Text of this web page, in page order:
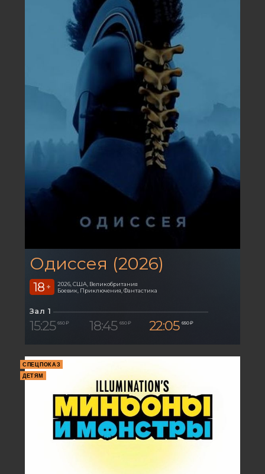
Одиссея (2026)
18 +
2026, США, Великобритания
Боевик, Приключения, Фантастика
Зал 1
15:25 650 ₽ 18:45 650 ₽ 22:05 650 ₽
СПЕЦПОКАЗ
ДЕТЯМ